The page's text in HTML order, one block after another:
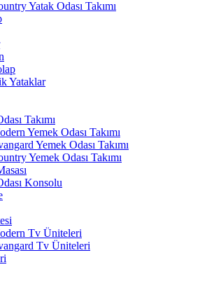
Yatak Odası Takımı
Yataklar
Takımı
Yemek Odası Takımı
Yemek Odası Takımı
Yemek Odası Takımı
Konsolu
Tv Üniteleri
Tv Üniteleri